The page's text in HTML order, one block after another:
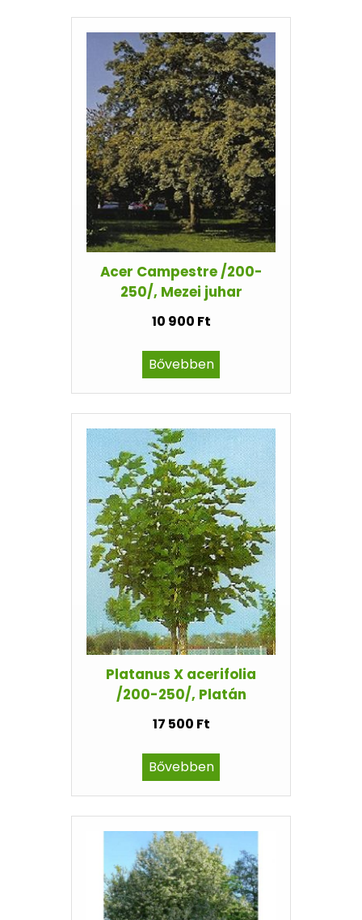
Acer Campestre /200-
250/, Mezei juhar
10 900 Ft
Bővebben
Platanus X acerifolia
/200-250/, Platán
17 500 Ft
Bővebben